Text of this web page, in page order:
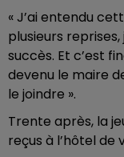
« J’ai entendu
plusieurs
succès. Et c’est
devenu le maire
le joindre ».
Trente après, la
reçus à l’hôtel de